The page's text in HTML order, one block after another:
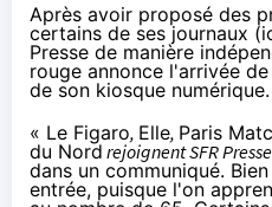
Après avoir proposé des
certains de ses journaux (
Presse de manière
rouge annonce l'arrivée
de son kiosque numérique.
« Le Figaro, Elle, Paris
du Nord rejoignentSFR Presse
dans un communiqué.
entrée, puisque l'on